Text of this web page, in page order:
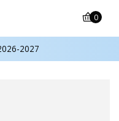
2027
0